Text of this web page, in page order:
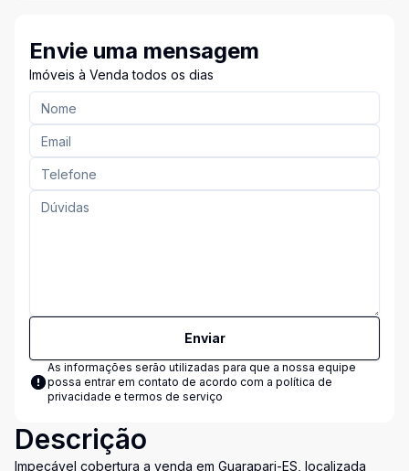
Envie uma mensagem
Imóveis à Venda todos os dias
Enviar
As informações serão utilizadas para que a nossa equipe
possa entrar em contato de acordo com a política de
privacidade e termos de serviço
Descrição
Impecável cobertura a venda em Guarapari-ES, localizada